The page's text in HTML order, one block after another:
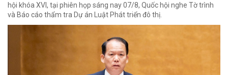
hội khóa XVI, tại phiên họp sáng nay 07/8, Quốc hội nghe Tờ trình
và Báo cáo thẩm tra Dự án Luật Phát triển đô thị.